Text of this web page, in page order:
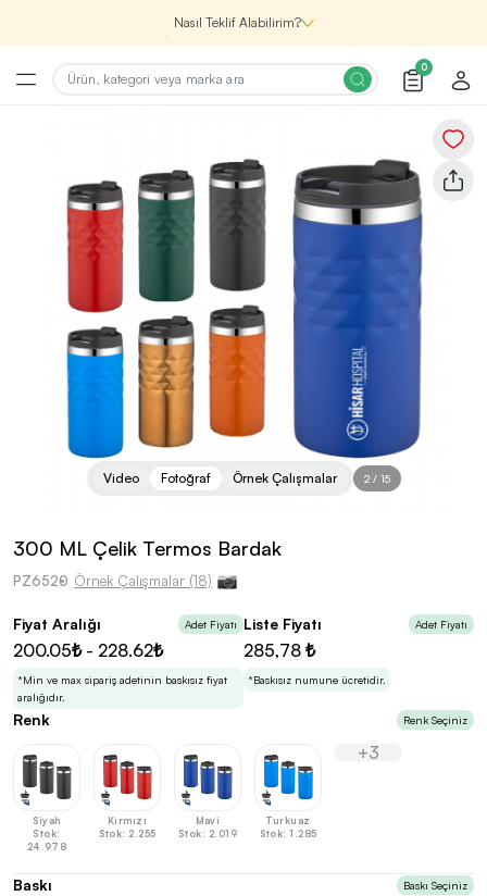
Nasıl Teklif Alabilirim?
Şirketin için İhtiyacın Olan
Promosyon Ürünlerini Bul!
Şirketin için ihtiyacın olan farklı kategorilerde
binlerce kaliteli ve yenilikçi ürünü, seçkin marka ve
üretici firma garantisi ile Promozone’da
Renk, Baskı ve Adet
Seçimini Yap!
2 Promosyon ürününü özelleştirmek için renk, baskı
yönü ve adet gibi detayları seçerek, teklif adımına
geçmeden önce tüm tercihlerine uygun seçenekleri
En Uygun Fiyatlarla
Teklif Al!
3 Promozone’da bulduktan sonra, uzman ekibimiz
sadece sitemiz üzerinden teklif almanı bekliyor.
Sonraki Adıma İlerle
0
300 ML Çelik Termos Bardak
PZ6520 Örnek Çalışmalar (18)
Video Fotoğraf Örnek Çalışmalar 2/ 15
Fiyat Aralığı Adet Fiyatı
200.05₺ - 228.62₺
*Min ve max sipariş adetinin baskısız fiyat
aralığıdır.
Liste Fiyatı Adet Fiyatı
285,78 ₺
*Baskısız numune ücretidir.
Renk Renk Seçiniz
Siyah
Stok:
24.978
Kırmızı
Stok: 2.255
Mavi
Stok: 2.019
Turkuaz
Stok: 1.285
+3
Baskı Baskı Seçiniz